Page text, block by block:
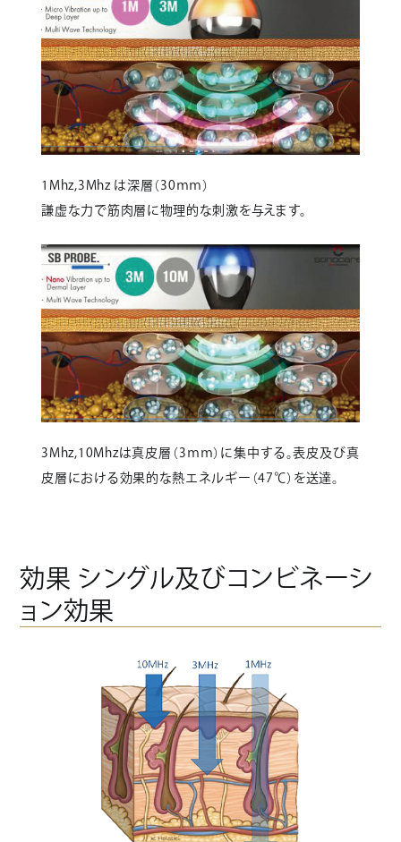
1Mhz,3Mhz は深層（30ｍｍ）
謙虚な力で筋肉層に物理的な刺激を与えます。
3Mhz,10Mhzは真皮層（3ｍｍ）に集中する。表皮及び真
皮層における効果的な熱エネルギー（47℃）を送達。
効果 シングル及びコンビネーシ
ョン効果